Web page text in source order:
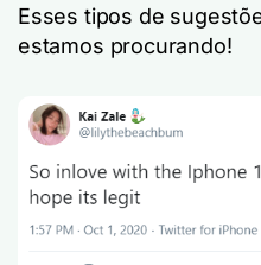
Esses tipos de
estamos procurando!